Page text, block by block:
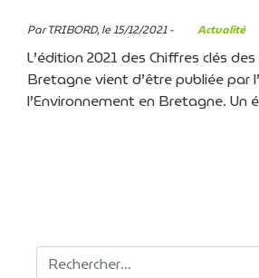
Par TRIBORD, le 15/12/2021 - Actualité
L’édition 2021 des Chiffres clés
Bretagne vient d’être publiée par
l’Environnement en Bretagne.
Recherche pour :